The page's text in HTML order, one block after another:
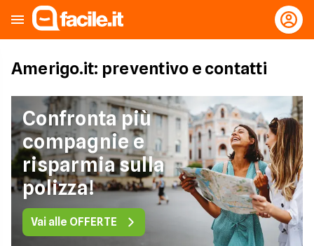
Amerigo.it: preventivo e contatti
Confronta più
compagnie e
risparmia sulla
polizza!
Vai alle OFFERTE